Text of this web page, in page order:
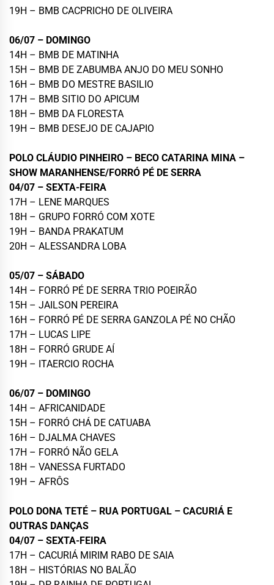
19H – BMB CACPRICHO DE OLIVEIRA
06/07 – DOMINGO
14H – BMB DE MATINHA
15H – BMB DE ZABUMBA ANJO DO MEU SONHO
16H – BMB DO MESTRE BASILIO
17H – BMB SITIO DO APICUM
18H – BMB DA FLORESTA
19H – BMB DESEJO DE CAJAPIO
POLO CLÁUDIO PINHEIRO – BECO CATARINA MINA –
SHOW MARANHENSE/FORRÓ PÉ DE SERRA
04/07 – SEXTA-FEIRA
17H – LENE MARQUES
18H – GRUPO FORRÓ COM XOTE
19H – BANDA PRAKATUM
20H – ALESSANDRA LOBA
05/07 – SÁBADO
14H – FORRÓ PÉ DE SERRA TRIO POEIRÃO
15H – JAILSON PEREIRA
16H – FORRÓ PÉ DE SERRA GANZOLA PÉ NO CHÃO
17H – LUCAS LIPE
18H – FORRÓ GRUDE AÍ
19H – ITAERCIO ROCHA
06/07 – DOMINGO
14H – AFRICANIDADE
15H – FORRÓ CHÁ DE CATUABA
16H – DJALMA CHAVES
17H – FORRÓ NÃO GELA
18H – VANESSA FURTADO
19H – AFRÔS
POLO DONA TETÉ – RUA PORTUGAL – CACURIÁ E
OUTRAS DANÇAS
04/07 – SEXTA-FEIRA
17H – CACURIÁ MIRIM RABO DE SAIA
18H – HISTÓRIAS NO BALÃO